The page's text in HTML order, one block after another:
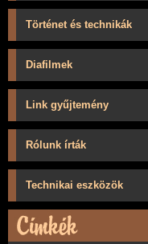
Történet és technikák
Diafilmek
Link gyűjtemény
Rólunk írták
Technikai eszközök